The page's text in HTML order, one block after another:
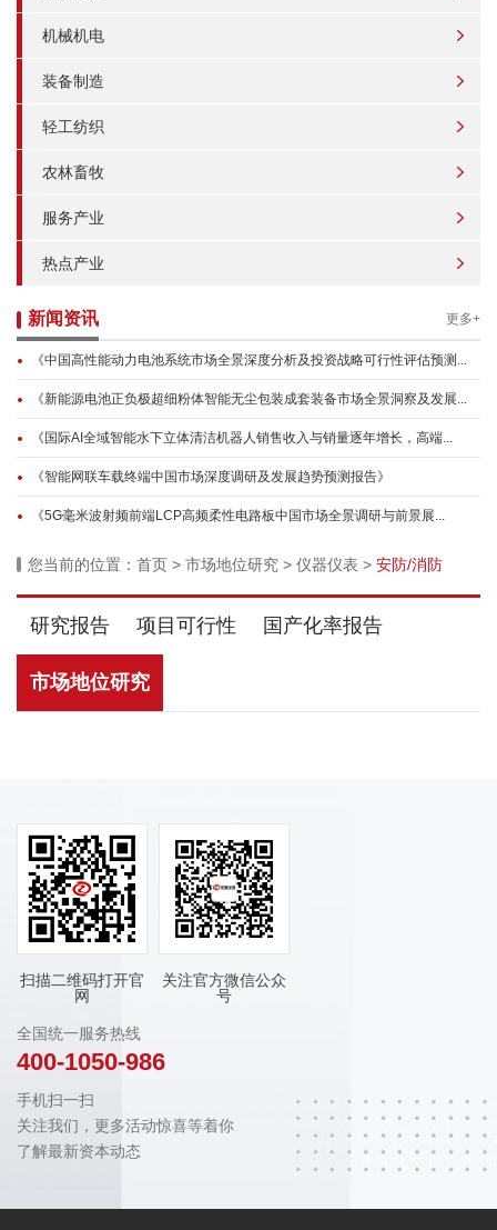
机械机电
装备制造
轻工纺织
农林畜牧
服务产业
热点产业
新闻资讯 更多+
《中国高性能动力电池系统市场全景深度分析及投资战略可行性评估预测...
《新能源电池正负极超细粉体智能无尘包装成套装备市场全景洞察及发展...
《国际AI全域智能水下立体清洁机器人销售收入与销量逐年增长，高端...
《智能网联车载终端中国市场深度调研及发展趋势预测报告》
《5G毫米波射频前端LCP高频柔性电路板中国市场全景调研与前景展...
您当前的位置： 首页 > 市场地位研究 > 仪器仪表 > 安防/消防
研究报告 项目可行性 国产化率报告
市场地位研究
扫描二维码打开官
网
关注官方微信公众
号
全国统一服务热线
400-1050-986
手机扫一扫
关注我们，更多活动惊喜等着你
了解最新资本动态